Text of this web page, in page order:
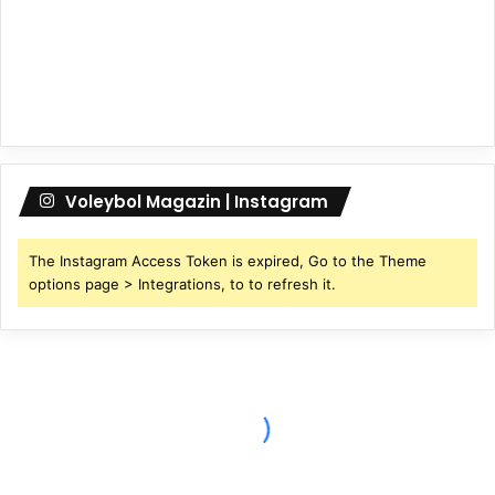
Voleybol Magazin | Instagram
The Instagram Access Token is expired, Go to the Theme
options page > Integrations, to to refresh it.